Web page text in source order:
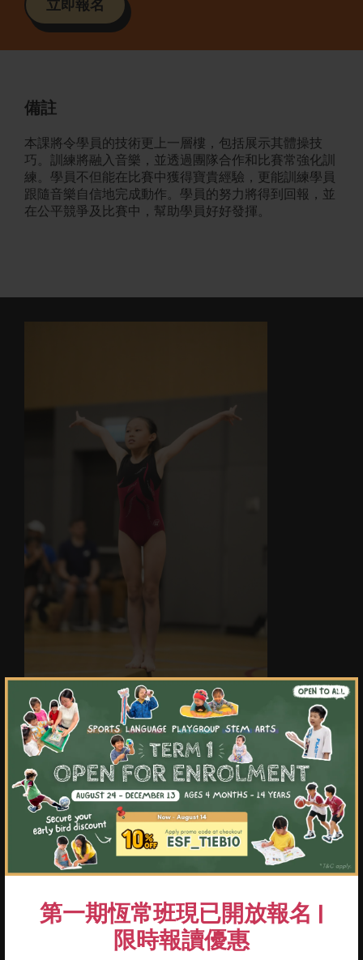
第一期恆常班現已開放報名 |
限時報讀優惠
×
立即報名
備註
本課將令學員的技術更上一層樓，包括展示其體操技
巧。訓練將融入音樂，並透過團隊合作和比賽常強化訓
練。學員不但能在比賽中獲得寶貴經驗，更能訓練學員
跟隨音樂自信地完成動作。學員的努力將得到回報，並
在公平競爭及比賽中，幫助學員好好發揮。
重點及學習成果
01
透過小班授課體驗個人化的訓練和量身訂製
的教學模式
02
不但掌握體操技術，更可以提升重要的生活
技能，例如毅力和團隊合作
透過不同訓練和經驗豐富的教練指導下提升
04
鎩練敏捷度，力量，專注力，靈活性及意志
力，打下成功的基礎